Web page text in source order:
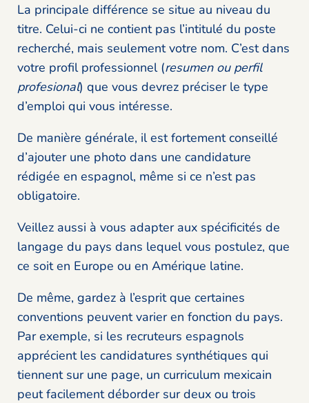
La principale différence se situe au niveau du
titre. Celui-ci ne contient pas l’intitulé du poste
recherché, mais seulement votre nom. C’est dans
votre profil professionnel (resumen ou perfil
profesional) que vous devrez préciser le type
d’emploi qui vous intéresse.
De manière générale, il est fortement conseillé
d’ajouter une photo dans une candidature
rédigée en espagnol, même si ce n’est pas
obligatoire.
Veillez aussi à vous adapter aux spécificités de
langage du pays dans lequel vous postulez, que
ce soit en Europe ou en Amérique latine.
De même, gardez à l’esprit que certaines
conventions peuvent varier en fonction du pays.
Par exemple, si les recruteurs espagnols
apprécient les candidatures synthétiques qui
tiennent sur une page, un curriculum mexicain
peut facilement déborder sur deux ou trois